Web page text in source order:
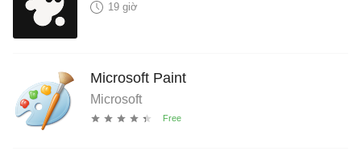
19 giờ
Microsoft Paint
Microsoft